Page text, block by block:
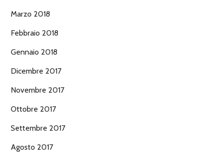
Marzo 2018
Febbraio 2018
Gennaio 2018
Dicembre 2017
Novembre 2017
Ottobre 2017
Settembre 2017
Agosto 2017